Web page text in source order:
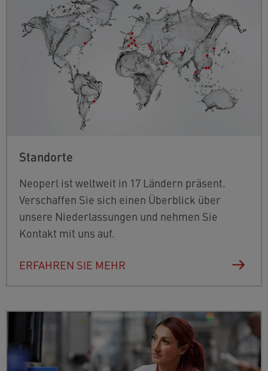
Standorte
Neoperl ist weltweit in 17 Ländern präsent.
Verschaffen Sie sich einen Überblick über
unsere Niederlassungen und nehmen Sie
Kontakt mit uns auf.
ERFAHREN SIE MEHR